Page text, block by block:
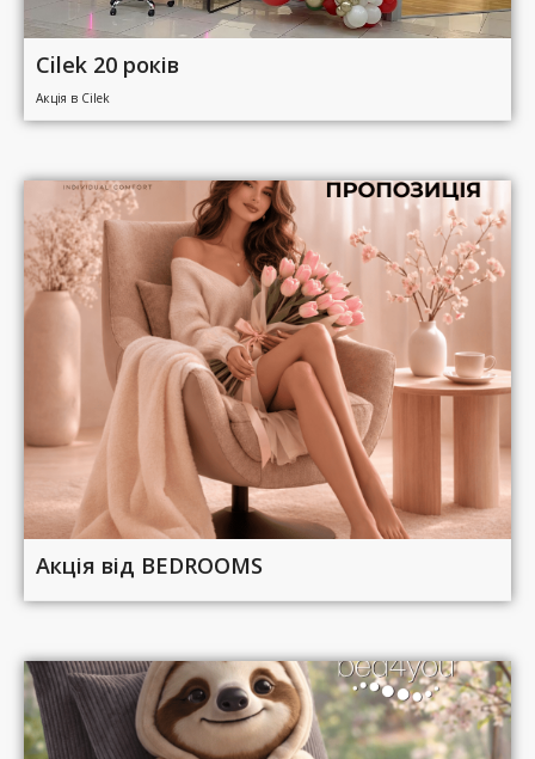
Cilek 20 років
Акція в Cilek
Акція від BEDROOMS